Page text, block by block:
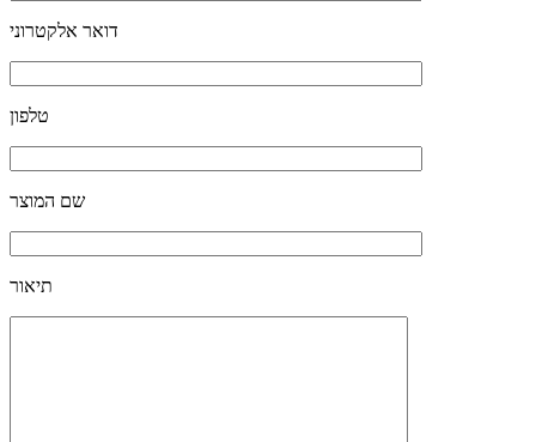
דואר אלקטרוני
טלפון
שם המוצר
תיאור